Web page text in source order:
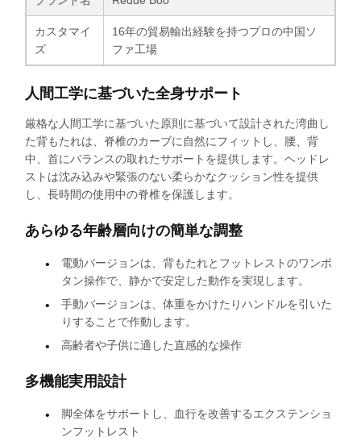
カスタマイ
ズ
16年の貿易輸出経験を持つプロの中国ソ
ファ工場
人間工学に基づいた全身サポート
厳格な人間工学に基づいた原則に基づいて設計された湾曲し
た背もたれは、脊椎のカーブに自然にフィットし、腰、背
中、首にバランスの取れたサポートを提供します。ヘッドレ
ストは沈み込みや緊張のない柔らかなクッション性を提供
し、長時間の使用中の脊椎を保護します。
あらゆる年齢層向けの簡単な調整
電動バージョンは、背もたれとフットレストのワンボ
タン操作で、静かで安定した動作を実現します。
手動バージョンは、体重をかけたりハンドルを引いた
りすることで作動します。
高齢者や子供に適した直感的な操作
多機能実用設計
脚全体をサポートし、血行を改善するエクステンショ
ンフットレスト